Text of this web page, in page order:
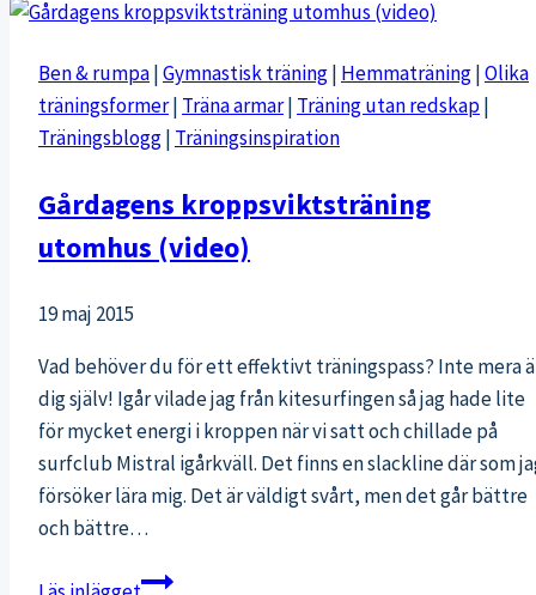
crossfit.
Ben & rumpa|Gymnastisk träning| Hemmaträning|Olika
träningsformer| Träna armar| Träning utan redskap|
Träningsblogg| Träningsinspiration
Gårdagens kroppsviktsträning
utomhus (video)
19 maj 2015
Vad behöver du för ett effektivt träningspass? Inte mera
dig själv! Igår vilade jag från kitesurfingen så jag hade lite
för mycket energi i kroppen när vi satt och chillade på
surfclub Mistral igårkväll. Det finns en slackline där som
försöker lära mig. Det är väldigt svårt, men det går bättre
och bättre…
Gårdagens